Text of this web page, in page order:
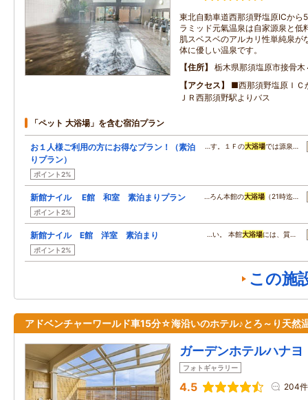
東北自動車道西那須野塩原ICから
ラミッド元氣温泉は自家源泉と低
肌スベスベのアルカリ性単純泉が
体に優しい温泉です。
住所
栃木県那須塩原市接骨木
アクセス
■西那須野塩原Ｉ
ＪＲ西那須野駅よりバス
「ペット 大浴場」を含む宿泊プラン
お１人様ご利用の方にお得なプラン！（素泊
りプラン）
ポイント2%
…す。１Ｆの大浴場では源泉…
新館ナイル E館 和室 素泊まりプラン
ポイント2%
…ろん本館の大浴場 （21時迄…
新館ナイル E館 洋室 素泊まり
ポイント2%
…い。 本館大浴場には、質…
この施
アドベンチャーワールド車15分☆海沿いのホテル♪とろ～り天然
ガーデンホテルハナヨ
フォトギャラリー
4.5 204件